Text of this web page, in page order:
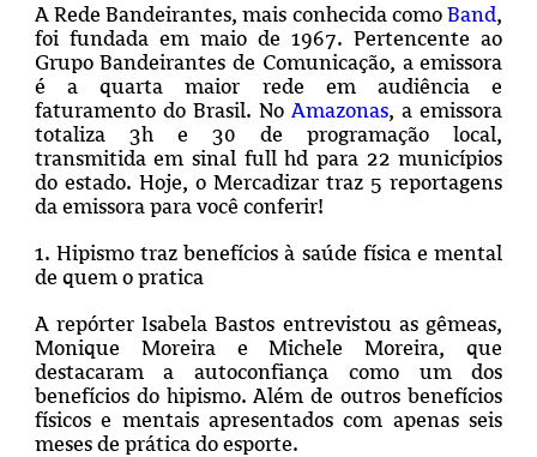
A Rede Bandeirantes, mais conhecida comoBand,
foi fundada em maio de 1967. Pertencente ao
Grupo Bandeirantes de Comunicação, a emissora
é a quarta maior rede em audiência e
faturamento do Brasil. NoAmazonas, a emissora
totaliza 3h e 30 de programação local,
transmitida em sinal full hd para 22 municípios
do estado. Hoje, o Mercadizar traz 5 reportagens
da emissora para você conferir!
1. Hipismo traz benefícios à saúde física e mental
de quem o pratica
A repórter Isabela Bastos entrevistou as gêmeas,
Monique Moreira e Michele Moreira, que
destacaram a autoconfiança como um dos
benefícios do hipismo. Além de outros benefícios
físicos e mentais apresentados com apenas seis
meses de prática do esporte.